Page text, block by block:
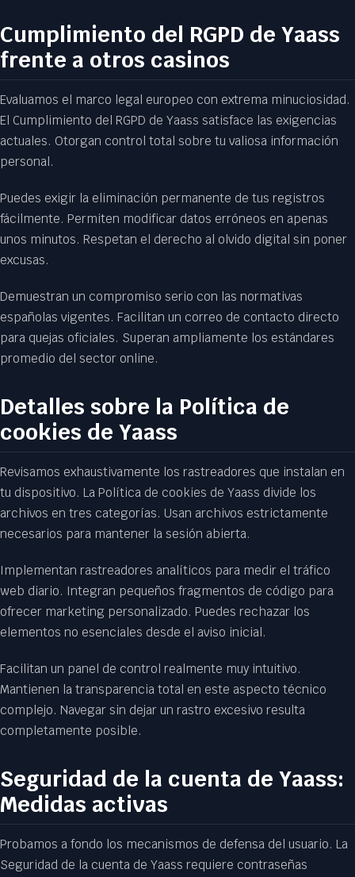
Cumplimiento del RGPD de Yaass
frente a otros casinos
Evaluamos el marco legal europeo con extrema minuciosidad.
El Cumplimiento del RGPD de Yaass satisface las exigencias
actuales. Otorgan control total sobre tu valiosa información
personal.
Puedes exigir la eliminación permanente de tus registros
fácilmente. Permiten modificar datos erróneos en apenas
unos minutos. Respetan el derecho al olvido digital sin poner
excusas.
Demuestran un compromiso serio con las normativas
españolas vigentes. Facilitan un correo de contacto directo
para quejas oficiales. Superan ampliamente los estándares
promedio del sector online.
Detalles sobre la Política de
cookies de Yaass
Revisamos exhaustivamente los rastreadores que instalan en
tu dispositivo. La Política de cookies de Yaass divide los
archivos en tres categorías. Usan archivos estrictamente
necesarios para mantener la sesión abierta.
Implementan rastreadores analíticos para medir el tráfico
web diario. Integran pequeños fragmentos de código para
ofrecer marketing personalizado. Puedes rechazar los
elementos no esenciales desde el aviso inicial.
Facilitan un panel de control realmente muy intuitivo.
Mantienen la transparencia total en este aspecto técnico
complejo. Navegar sin dejar un rastro excesivo resulta
completamente posible.
Seguridad de la cuenta de Yaass:
Medidas activas
Probamos a fondo los mecanismos de defensa del usuario. La
Seguridad de la cuenta de Yaass requiere contraseñas